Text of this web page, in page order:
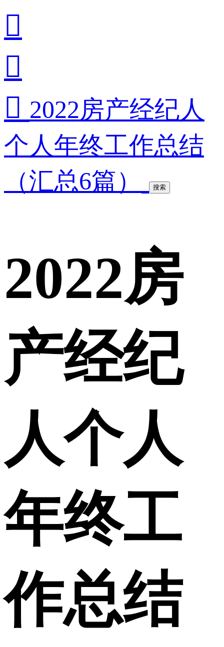


 2022房产经纪人
个人年终工作总结
（汇总6篇）
搜索
2022房
产经纪
人个人
年终工
作总结